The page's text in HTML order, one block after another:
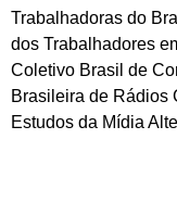
Trabalhadoras do
dos Trabalhadores
Coletivo Brasil de
Brasileira de Rádios
Estudos da Mídia